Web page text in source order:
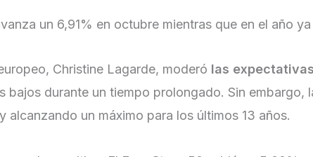
un 6,91% en octubre mientras que en el año
Christine Lagarde, moderó las
durante un tiempo prolongado. Sin
un máximo para los últimos 13 años.